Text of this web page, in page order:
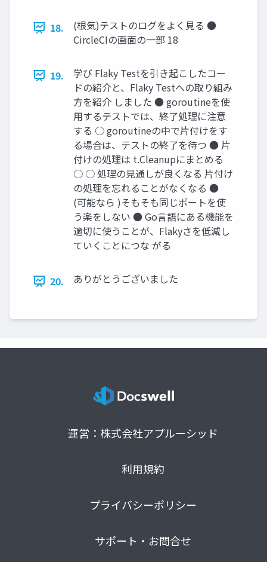
18.
(根気)テストのログをよく見る ●
CircleCIの画面の一部 18
19.
学び Flaky Testを引き起こしたコー
ドの紹介と、Flaky Testへの取り組み
方を紹介 しました ● goroutineを使
用するテストでは、終了処理に注意
する ○ goroutineの中で片付けをす
る場合は、テストの終了を待つ ● 片
付けの処理は t.Cleanupにまとめる
○ ○ 処理の見通しが良くなる 片付け
の処理を忘れることがなくなる ●
(可能なら )そもそも同じポートを使
う楽をしない ● Go言語にある機能を
適切に使うことが、Flakyさを低減し
ていくことにつな がる
20. ありがとうございました
運営：株式会社アプルーシッド
利用規約
プライバシーポリシー
サポート・お問合せ